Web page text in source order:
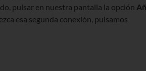
pulsar en nuestra pantalla la opción
esa segunda conexión, pulsamos